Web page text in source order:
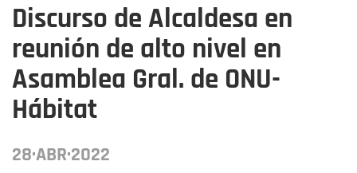
Discurso de Alcaldesa en
reunión de alto nivel en
Asamblea Gral. de ONU-
Hábitat
28·ABR·2022